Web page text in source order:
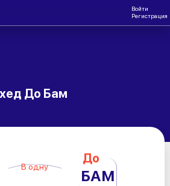
Войти
Регистрация
До Бам
В одну
До
БАМ